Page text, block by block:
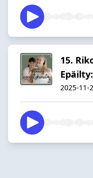
15.
2025-11-